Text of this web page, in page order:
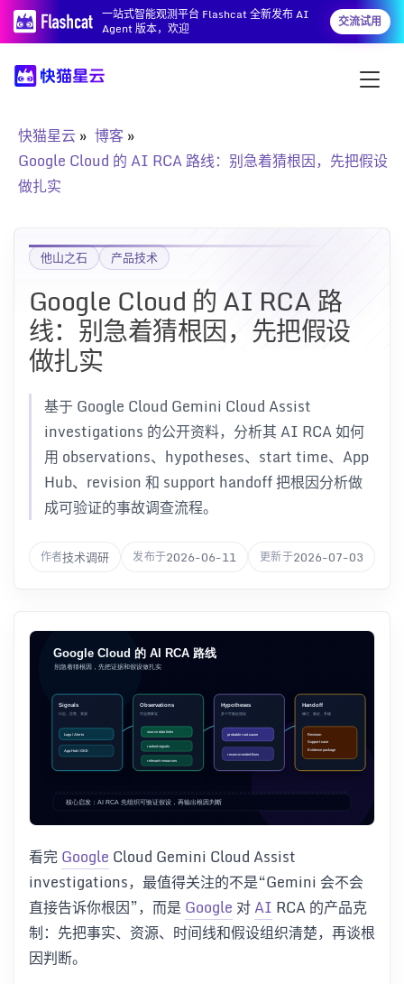
一站式智能观测平台 Flashcat 全新发布 AI
Agent 版本，欢迎
交流试用
快猫星云
博客
Google Cloud 的 AI RCA 路线：别急着猜根因，先把假设
做扎实
他山之石 产品技术
Google Cloud 的 AI RCA 路
线：别急着猜根因，先把假设
做扎实
基于 Google Cloud Gemini Cloud Assist
investigations 的公开资料，分析其 AI RCA 如何
用 observations、hypotheses、start time、App
Hub、revision 和 support handoff 把根因分析做
成可验证的事故调查流程。
作者技术调研 发布于2026-06-11 更新于2026-07-03
看完Google Cloud Gemini Cloud Assist
investigations，最值得关注的不是“Gemini 会不会
直接告诉你根因”，而是Google 对AI RCA 的产品克
制：先把事实、资源、时间线和假设组织清楚，再谈根
因判断。